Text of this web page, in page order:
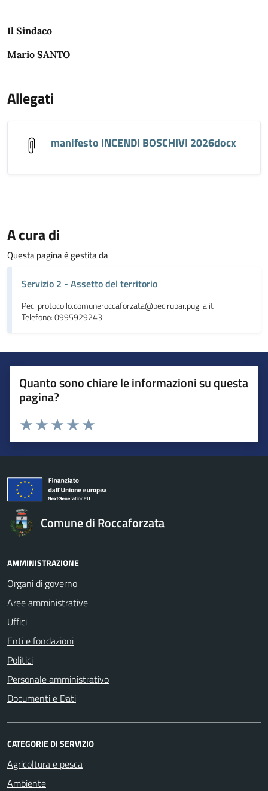
Il Sindaco
Mario SANTO
Allegati
manifesto INCENDI BOSCHIVI 2026docx
A cura di
Questa pagina è gestita da
Servizio 2 - Assetto del territorio
Pec: protocollo.comuneroccaforzata@pec.rupar.puglia.it
Telefono: 0995929243
Quanto sono chiare le informazioni su questa
pagina?
Valuta da 1 a 5 stelle la pagina
Valuta 5 stelle su 5
Valuta 4 stelle su 5
Valuta 3 stelle su 5
Valuta 2 stelle su 5
Valuta 1 stelle su 5
Comune di Roccaforzata
AMMINISTRAZIONE
Organi di governo
Aree amministrative
Uffici
Enti e fondazioni
Politici
Personale amministrativo
Documenti e Dati
CATEGORIE DI SERVIZIO
Agricoltura e pesca
Ambiente